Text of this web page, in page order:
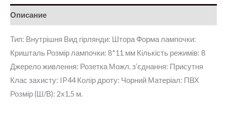
Описание
Тип: Внутрішня Вид гірлянди: Штора Форма лампочки:
Кришталь Розмір лампочки: 8*11 мм Кількість режимів: 8
Джерело живлення: Розетка Можл. з’єднання: Присутня
Клас захисту: IP44 Колір дроту: Чорний Матеріал: ПВХ
Розмір (Ш/В): 2х1.5 м.